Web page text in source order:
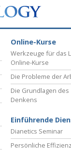
Online-Kurse
Werkzeuge für das
Online-Kurse
Die Probleme der
Die Grundlagen des
Denkens
Einführende
Dianetics Seminar
Persönliche Effizienz